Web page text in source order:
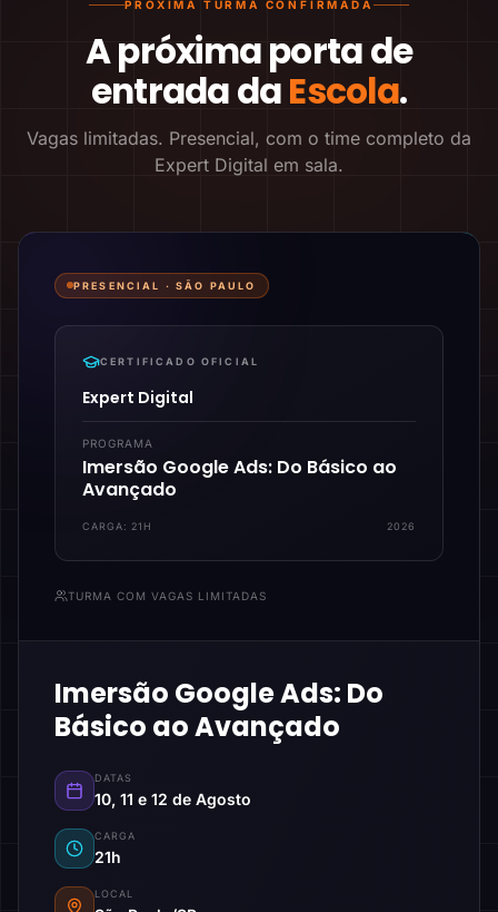
PRÓXIMA TURMA CONFIRMADA
A próxima porta de
entrada daEscola.
Vagas limitadas. Presencial, com o time completo da
Expert Digital em sala.
PRESENCIAL ·SÃO PAULO
CERTIFICADO OFICIAL
Expert Digital
PROGRAMA
Imersão Google Ads: Do Básico ao
Avançado
CARGA: 21H 2026
TURMA COM VAGAS LIMITADAS
Imersão Google Ads: Do
Básico ao Avançado
DATAS
10, 11 e 12 de Agosto
CARGA
21h
LOCAL